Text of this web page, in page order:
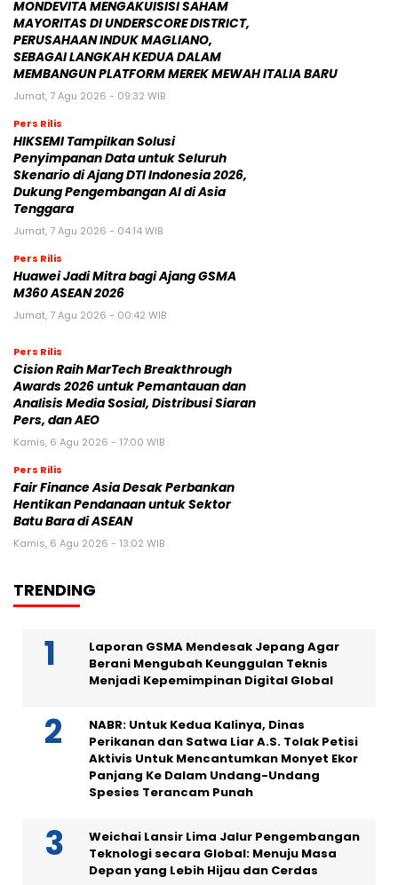
MONDEVITA MENGAKUISISI SAHAM
MAYORITAS DI UNDERSCORE DISTRICT,
PERUSAHAAN INDUK MAGLIANO,
SEBAGAI LANGKAH KEDUA DALAM
MEMBANGUN PLATFORM MEREK MEWAH ITALIA BARU
Jumat, 7 Agu 2026 - 09:32 WIB
Pers Rilis
HIKSEMI Tampilkan Solusi
Penyimpanan Data untuk Seluruh
Skenario di Ajang DTI Indonesia 2026,
Dukung Pengembangan AI di Asia
Tenggara
Jumat, 7 Agu 2026 - 04:14 WIB
Pers Rilis
Huawei Jadi Mitra bagi Ajang GSMA
M360 ASEAN 2026
Jumat, 7 Agu 2026 - 00:42 WIB
Pers Rilis
Cision Raih MarTech Breakthrough
Awards 2026 untuk Pemantauan dan
Analisis Media Sosial, Distribusi Siaran
Pers, dan AEO
Kamis, 6 Agu 2026 - 17:00 WIB
Pers Rilis
Fair Finance Asia Desak Perbankan
Hentikan Pendanaan untuk Sektor
Batu Bara di ASEAN
Kamis, 6 Agu 2026 - 13:02 WIB
TRENDING
Laporan GSMA Mendesak Jepang Agar
Berani Mengubah Keunggulan Teknis
Menjadi Kepemimpinan Digital Global
NABR: Untuk Kedua Kalinya, Dinas
Perikanan dan Satwa Liar A.S. Tolak Petisi
Aktivis Untuk Mencantumkan Monyet Ekor
Panjang Ke Dalam Undang-Undang
Spesies Terancam Punah
Weichai Lansir Lima Jalur Pengembangan
Teknologi secara Global: Menuju Masa
Depan yang Lebih Hijau dan Cerdas